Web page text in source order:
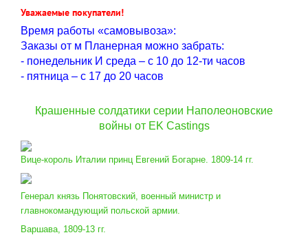
Уважаемые покупатели!
Время работы «самовывоза»:
Заказы от м Планерная можно забрать:
- понедельник И среда – с 10 до 12-ти часов
- пятница – с 17 до 20 часов
Крашенные солдатики серии Наполеоновские
войны от EK Castings
Вице-король Италии принц Евгений Богарне. 1809-14 гг.
Генерал князь Понятовский, военный министр и
главнокомандующий польской армии.
Варшава, 1809-13 гг.